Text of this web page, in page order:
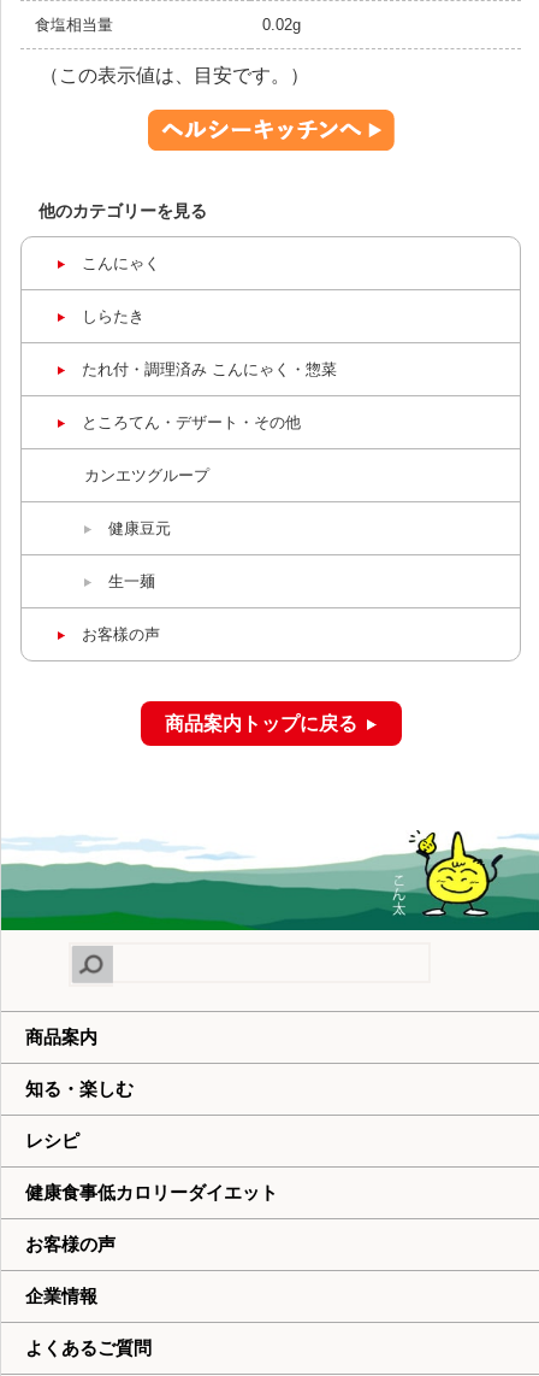
食塩相当量 0.02g
（この表示値は、目安です。）
他のカテゴリーを見る
こんにゃく
しらたき
たれ付・調理済み こんにゃく・惣菜
ところてん・デザート・その他
カンエツグループ
健康豆元
生一麺
お客樣の声
商品案内トップに戻る
商品案内
知る・楽しむ
レシピ
健康食事低カロリーダイエット
お客様の声
企業情報
よくあるご質問